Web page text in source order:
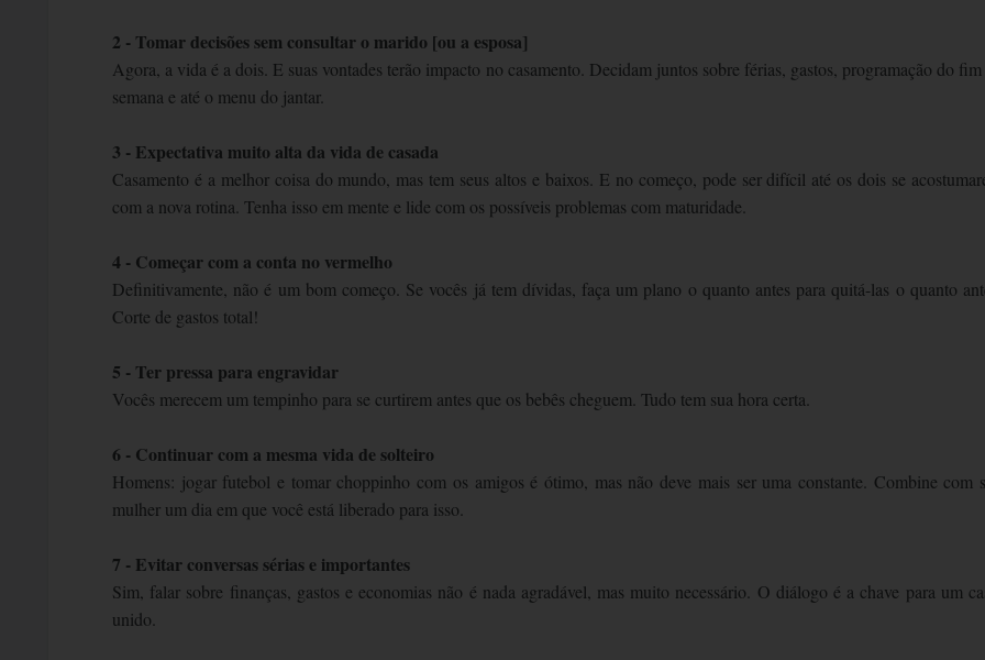
2 - Tomar decisões sem consultar o marido [ou a esposa]
Agora, a vida é a dois. E suas vontades terão impacto no casamento. Decidam juntos sobre férias, gastos, programação do fim
semana e até o menu do jantar.
3 - Expectativa muito alta da vida de casada
Casamento é a melhor coisa do mundo, mas tem seus altos e baixos. E no começo, pode ser difícil até os dois se
com a nova rotina. Tenha isso em mente e lide com os possíveis problemas com maturidade.
4 - Começar com a conta no vermelho
Definitivamente, não é um bom começo. Se vocês já tem dívidas, faça um plano o quanto antes para quitá-las o quanto
Corte de gastos total!
5 - Ter pressa para engravidar
Vocês merecem um tempinho para se curtirem antes que os bebês cheguem. Tudo tem sua hora certa.
6 - Continuar com a mesma vida de solteiro
Homens: jogar futebol e tomar choppinho com os amigos é ótimo, mas não deve mais ser uma constante. Combine com
mulher um dia em que você está liberado para isso.
7 - Evitar conversas sérias e importantes
Sim, falar sobre finanças, gastos e economias não é nada agradável, mas muito necessário. O diálogo é a chave para um
unido.